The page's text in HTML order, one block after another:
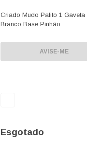
Criado Mudo Palito 1 Gaveta
Branco Base Pinhão
AVISE-ME
Esgotado